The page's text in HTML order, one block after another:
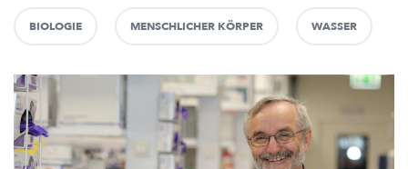
BIOLOGIE MENSCHLICHER KÖRPER WASSER